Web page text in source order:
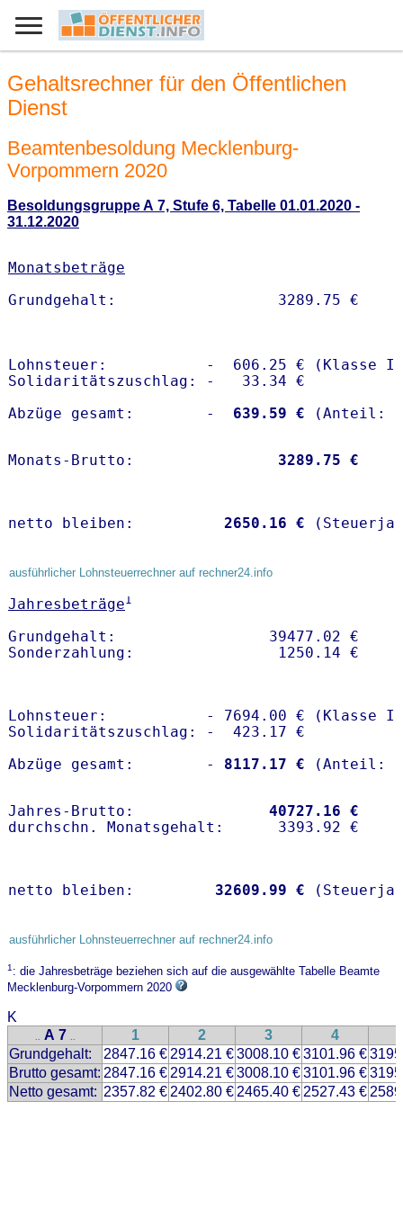
Gehaltsrechner für den Öffentlichen
Dienst
Beamtenbesoldung Mecklenburg-
Vorpommern 2020
Besoldungsgruppe A 7, Stufe 6, Tabelle 01.01.2020 -
31.12.2020
Monatsbeträge
Lohnsteuer:           -  606.25 € (Klasse I)
Solidaritätszuschlag: -   33.34 €
Abzüge gesamt:        -
  639.59 €
Monats-Brutto: 3289.75 €
netto bleiben: 2650.16 €
ausführlicher Lohnsteuerrechner auf rechner24.info
Jahresbeträge1
Grundgehalt:                 39477.02 €
Lohnsteuer:           - 7694.00 € (Klasse I)
Solidaritätszuschlag: -  423.17 €
Abzüge gesamt:        -
8117.17 €
Jahres-Brutto: 40727.16 €
netto bleiben: 32609.99 €
ausführlicher Lohnsteuerrechner auf rechner24.info
1: die Jahresbeträge beziehen sich auf die ausgewählte Tabelle Beamte
Mecklenburg-Vorpommern 2020
K
.. A 7 .. 1 2 3 4
Grundgehalt:
2847.16 € 2914.21 €3008.10 €3101.96 €
Brutto gesamt: 2847.16 € 2914.21 €3008.10 €3101.96 €
Netto gesamt: 2357.82 € 2402.80 € 2465.40 € 2527.43 €